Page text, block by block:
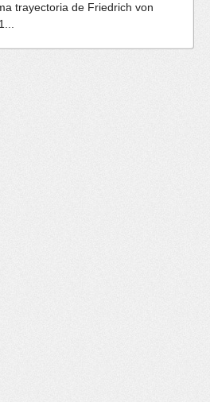
trayectoria de Friedrich von